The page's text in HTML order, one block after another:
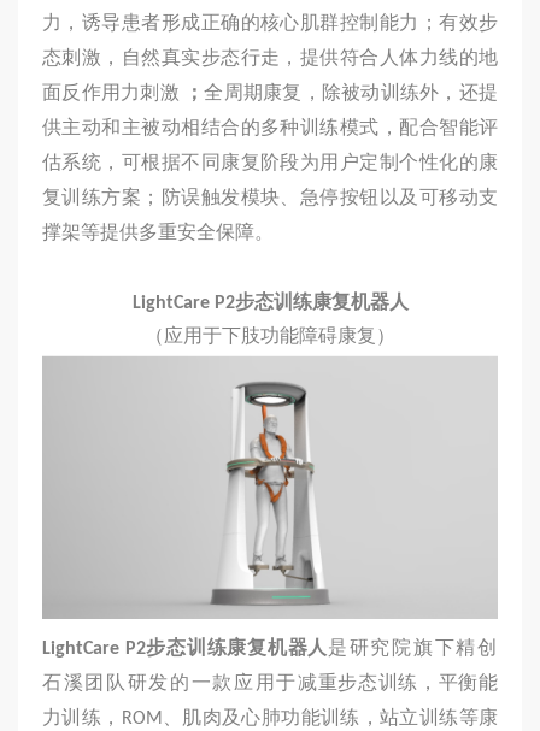
力，诱导患者形成正确的核心肌群控制能力；有效步
态刺激，自然真实步态行走，提供符合人体力线的地
面反作用力刺激 ；全周期康复，除被动训练外，还提
供主动和主被动相结合的多种训练模式，配合智能评
估系统，可根据不同康复阶段为用户定制个性化的康
复训练方案；防误触发模块、急停按钮以及可移动支
撑架等提供多重安全保障。
LightCare P2步态训练康复机器人
（应用于下肢功能障碍康复）
LightCare P2步态训练康复机器人是研究院旗下精创
石溪团队研发的一款应用于减重步态训练，平衡能
力训练，ROM、肌肉及心肺功能训练，站立训练等康